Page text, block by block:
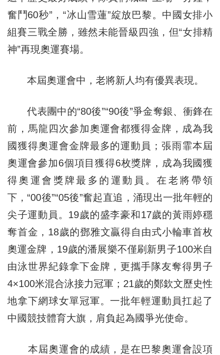
奮鬥60秒”，“冰山雪蓮”綻放巴黎。中國女排小
組賽三戰全勝，雖然未能晉級四強，但“女排精
神”再現奧運賽場。
本屆奧運會中，老將新人均有優異表現。
代表團中的“80後”“90後”爭金奪銀、衝鋒在
前，馬龍四次參加奧運會都獲得金牌，成為我
國獲得奧運會金牌最多的運動員；張雨霏本屆
奧運會參加6個項目獲得6枚獎牌，成為我國獲
得奧運會獎牌最多的運動員。在老將帶領
下，“00後”“05後”奮起直追，涌現出一批年輕的
尖子運動員。19歲的盛李豪和17歲的黃雨婷穩
奪首金，18歲的鄧雅文贏得自由式小輪車首枚
奧運金牌，19歲的潘展樂不僅刷新男子100米自
由泳世界紀錄拿下金牌，更攜手隊友奪得男子
4×100米混合泳接力冠軍；21歲的鄭欽文歷史性
地拿下網球女單冠軍。一批年輕運動員扛起了
中國競技體育大旗，肩負起為國爭光使命。
本屆奧運會的成績，是在巴黎奧運會設項